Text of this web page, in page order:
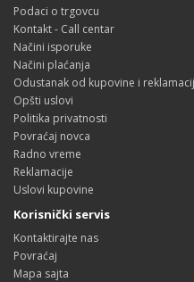
Podaci o trgovcu
Kontakt - Call centar
Načini isporuke
Načini plaćanja
Odustanak od kupovine i
Opšti uslovi
Politika privatnosti
Povraćaj novca
Radno vreme
Reklamacije
Uslovi kupovine
Korisnički servis
Kontaktirajte nas
Povraćaj
Mapa sajta